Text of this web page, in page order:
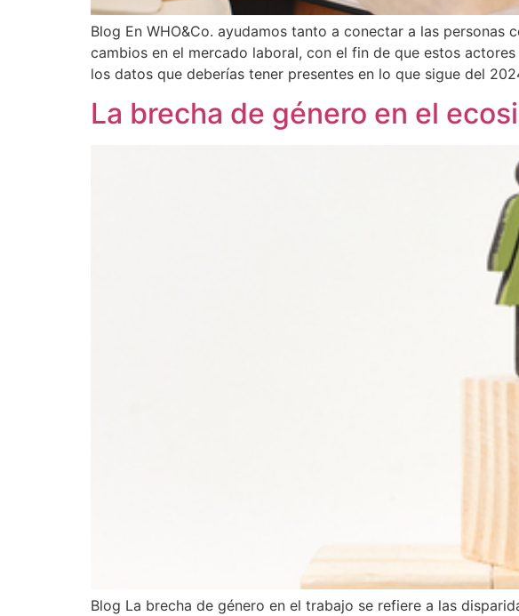
Blog En WHO&Co. ayudamos tanto a conectar a las
cambios en el mercado laboral, con el fin de que estos
los datos que deberías tener presentes en lo que sigue del
La brecha de género en el
Blog La brecha de género en el trabajo se refiere a las